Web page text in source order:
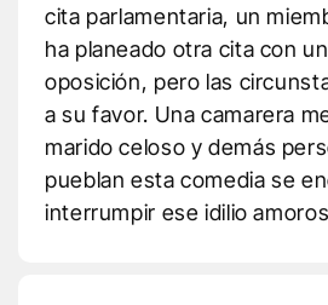
cita parlamentaria, un
ha planeado otra cita con
oposición, pero las
a su favor. Una camarera
marido celoso y demás
pueblan esta comedia se
interrumpir ese idilio